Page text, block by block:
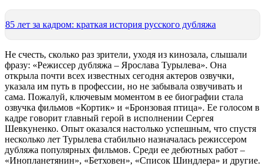
85 лет за кадром: краткая история русского дубляжа
Не счесть, сколько раз зрители, уходя из кинозала, слышали
фразу: «Режиссер дубляжа – Ярослава Турылева». Она
открыла почти всех известных сегодня актеров озвучки,
указала им путь в профессии, но не забывала озвучивать и
сама. Пожалуй, ключевым моментом в ее биографии стала
озвучка фильмов «Кортик» и «Бронзовая птица». Ее голосом в
кадре говорит главный герой в исполнении Сергея
Шевкуненко. Опыт оказался настолько успешным, что спустя
несколько лет Турылева стабильно назначалась режиссером
дубляжа популярных фильмов. Среди ее дебютных работ –
«Инопланетянин», «Бетховен», «Список Шиндлера» и другие.